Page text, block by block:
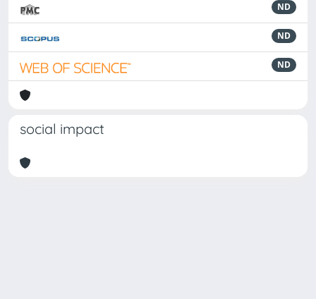
ND
ND
ND
social impact